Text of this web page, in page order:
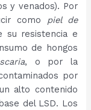
y venados). Por
como piel de
su resistencia e
de hongos
, o por la
por
alto contenido
del LSD. Los